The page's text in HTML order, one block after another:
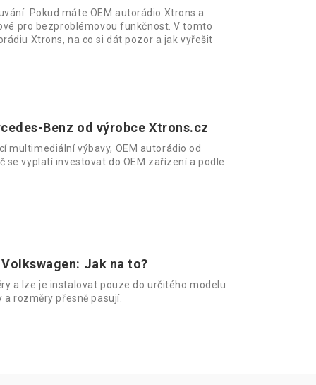
Pokud máte OEM autorádio Xtrons a
pro bezproblémovou funkčnost. V tomto
Xtrons, na co si dát pozor a jak vyřešit
Benz od výrobce Xtrons.cz
výbavy, OEM autorádio od
vyplatí investovat do OEM zařízení a podle
Jak na to?
a lze je instalovat pouze do určitého modelu
rozměry přesně pasují.